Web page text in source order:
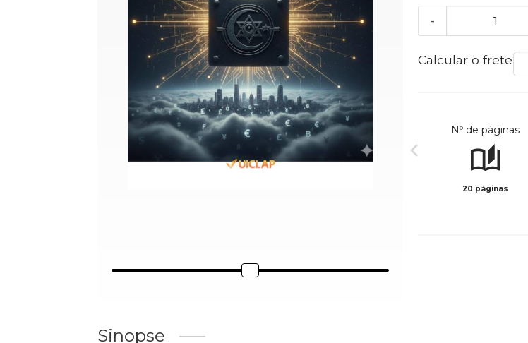
-
Calcular o frete
Nº de páginas
20 páginas
Sinopse